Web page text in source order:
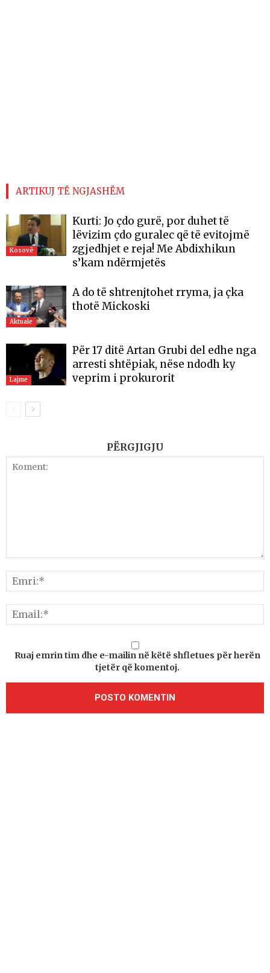
ARTIKUJ TË NGJASHËM
Kosovë
Kurti: Jo çdo gurë, por duhet të
lëvizim çdo guralec që të evitojmë
zgjedhjet e reja! Me Abdixhikun
s’kam ndërmjetës
Aktuale
A do të shtrenjtohet rryma, ja çka
thotë Mickoski
Lajme
Për 17 ditë Artan Grubi del edhe nga
arresti shtëpiak, nëse ndodh ky
veprim i prokurorit
PËRGJIGJU
Ruaj emrin tim dhe e-mailin në këtë shfletues për herën
tjetër që komentoj.